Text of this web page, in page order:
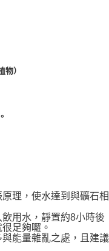
）
理，使水達到與礦石相
用水，靜置約8小時後
足夠囉。
能量雜亂之處，且建議